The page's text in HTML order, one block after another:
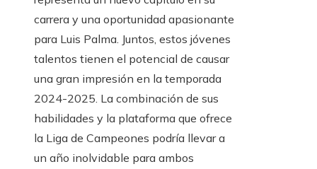
carrera y una oportunidad apasionante
para Luis Palma. Juntos, estos jóvenes
talentos tienen el potencial de causar
una gran impresión en la temporada
2024-2025. La combinación de sus
habilidades y la plataforma que ofrece
la Liga de Campeones podría llevar a
un año inolvidable para ambos